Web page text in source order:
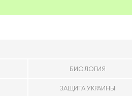
БИОЛОГИЯ
ЗАЩИТА УКРАИНЫ